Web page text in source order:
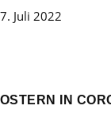
7. Juli 2022
OSTERN IN